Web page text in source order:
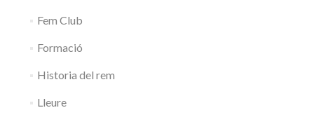
Fem Club
Formació
Historia del rem
Lleure